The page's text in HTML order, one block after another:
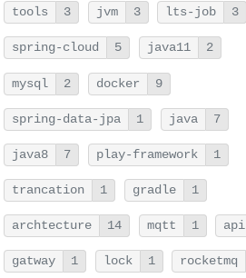
tools 3 jvm 3 lts-job 3
spring-cloud 5 java11 2
mysql 2 docker 9
spring-data-jpa 1 java 7
java8 7 play-framework 1
trancation 1 gradle 1
archtecture 14 mqtt 1 api
gatway 1 lock 1 rocketmq